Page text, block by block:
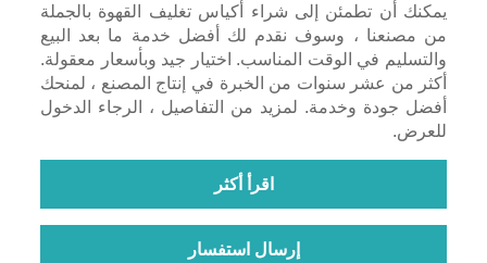
يمكنك أن تطمئن إلى شراء أكياس تغليف القهوة بالجملة
من مصنعنا ، وسوف نقدم لك أفضل خدمة ما بعد البيع
والتسليم في الوقت المناسب. اختيار جيد وبأسعار معقولة.
أكثر من عشر سنوات من الخبرة في إنتاج المصنع ، لمنحك
أفضل جودة وخدمة. لمزيد من التفاصيل ، الرجاء الدخول
للعرض.
اقرأ أكثر
إرسال استفسار